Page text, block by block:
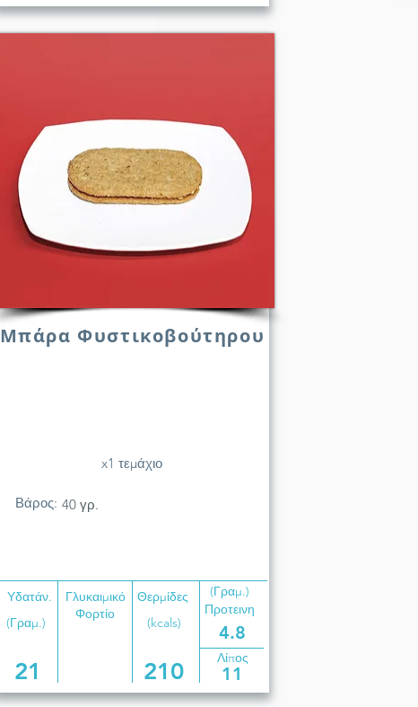
Μπάρα Φυστικοβούτηρου
x1 τεμάχιο
Βάρος: 40 γρ.
Υδατάν.
Γλυκαιμικό
Φορτίο
(Γραμ.)
Θερμίδες
(kcals)
Προτεινη
4.8
(Γραμ.)
21 210 Λίπος
11